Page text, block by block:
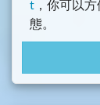
t ，你可以
態。
網購越來越
有沒有在運